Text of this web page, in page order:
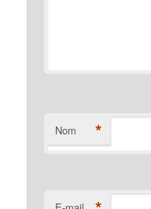
Nom *